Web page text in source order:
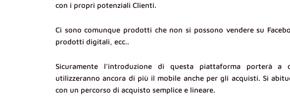
con i propri potenziali Clienti.
Ci sono comunque prodotti che non si possono vendere su
prodotti digitali, ecc..
Sicuramente l’introduzione di questa piattaforma porterà
utilizzeranno ancora di più il mobile anche per gli acquisti. Si
con un percorso di acquisto semplice e lineare.